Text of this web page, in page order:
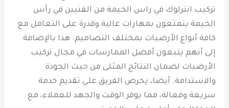
تركيب انترلوك في راس الخيمة من الفنيين في رأس
الخيمة يتمتعون بمهارات عالية وقدرة على التعامل مع
كافة أنواع الأرضيات بمختلف التصاميم. هذا بالإضافة
إلى أنهم يتبعون أفضل الممارسات في مجال تركيب
الأرضيات لضمان النتائج المثلى من حيث الجودة
والاستدامة. أيضا، يحرص الفريق على تقديم خدمة
سريعة وفعالة، مما يوفر الوقت والجهد للعملاء، مع